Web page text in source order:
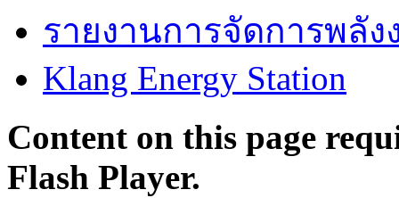
รายงานการจัดการพลัง
Klang Energy Station
Content on this page
Flash Player.